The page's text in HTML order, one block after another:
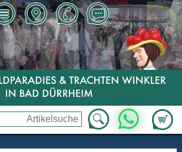
Zum
WhatsApp